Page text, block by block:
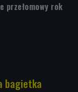
przełomowy rok
bagietka